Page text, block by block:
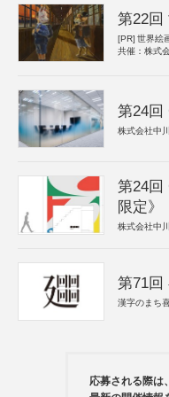
第22回
[PR] 世界絵
共催：株式
第24回
株式会社中
第24回
限定》
株式会社中
第71回
漢字のまち
応募される際は